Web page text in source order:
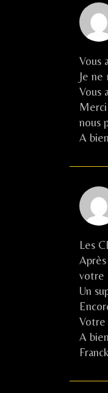
Vous
Je
Vous
nous
A
Les
votre
Un
Votre
A